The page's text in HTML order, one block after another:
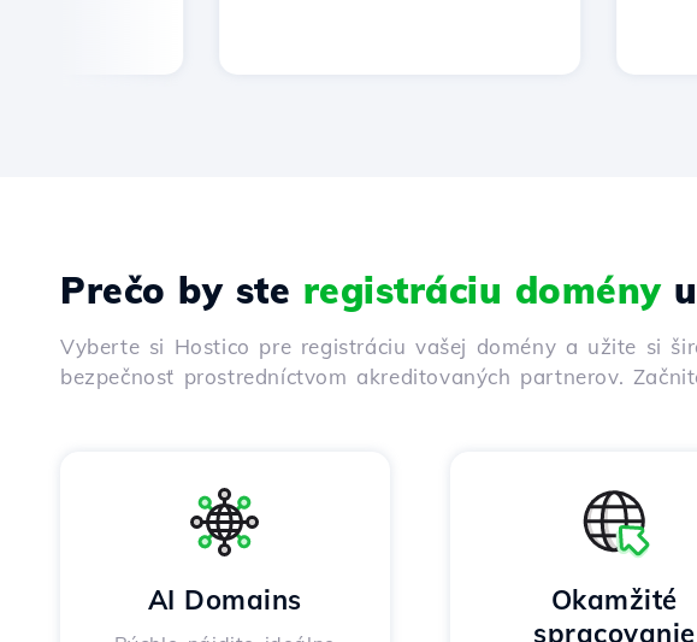
Prečo by ste registráciu doményu
Vyberte si Hostico pre registráciu vašej domény a užite si
bezpečnosť prostredníctvom akreditovaných partnerov.
AI Domains
Okamžité
spracovanie